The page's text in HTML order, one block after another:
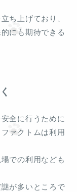
ち上げており、
にも期待できる
全に行うために
ァクトムは利用
での利用なども
が多いところで